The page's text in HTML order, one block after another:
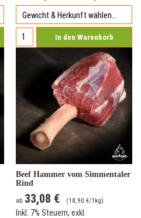
In den Warenkorb
Beef Hammer vom Simmentaler
Rind
ab 33,08 € (18,90 €/1kg)
Inkl. 7% Steuern, exkl.